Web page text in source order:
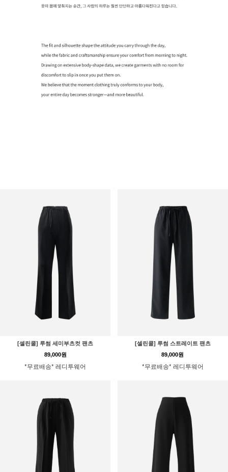
[셀린쿨] 루썸 세미부츠컷 팬츠
89,000원
*무료배송* 레디투웨어
[셀린쿨] 루썸 스트레이트 팬츠
89,000원
*무료배송* 레디투웨어